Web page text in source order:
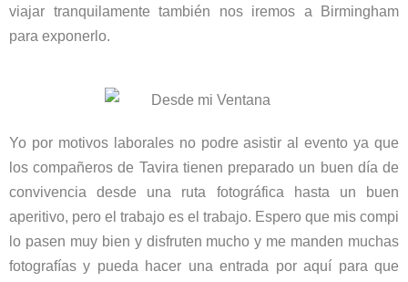
viajar tranquilamente también nos iremos a Birmingham
para exponerlo.
Yo por motivos laborales no podre asistir al evento ya que
los compañeros de Tavira tienen preparado un buen día de
convivencia desde una ruta fotográfica hasta un buen
aperitivo, pero el trabajo es el trabajo. Espero que mis compi
lo pasen muy bien y disfruten mucho y me manden muchas
fotografías y pueda hacer una entrada por aquí para que